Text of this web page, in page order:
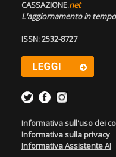
CASSAZIONE.net
L'aggiornamento in
ISSN: 2532-8727
Informativa sull'uso dei
Informativa sulla privacy
Informativa Assistente AI